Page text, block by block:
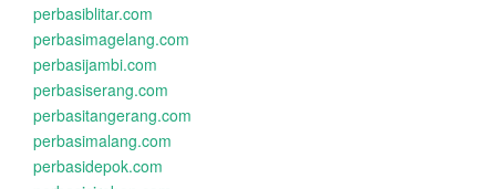
perbasiblitar.com
perbasimagelang.com
perbasijambi.com
perbasiserang.com
perbasitangerang.com
perbasimalang.com
perbasidepok.com